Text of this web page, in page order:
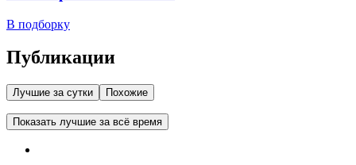
В подборку
Публикации
Лучшие за сутки Похожие
Показать лучшие за всё время